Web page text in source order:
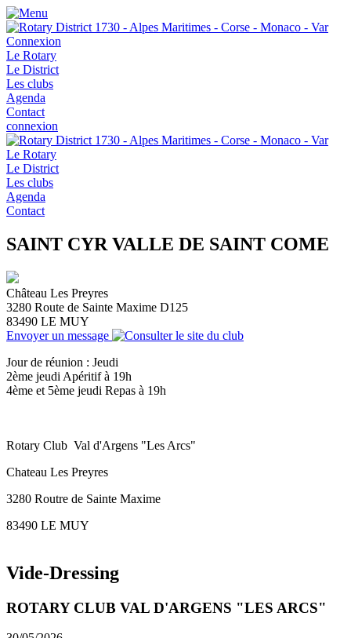
Connexion
Le Rotary
Le District
Les clubs
Agenda
Contact
connexion
Le Rotary
Le District
Les clubs
Agenda
Contact
SAINT CYR VALLE DE SAINT COME
Château Les Preyres
3280 Route de Sainte Maxime D125
83490 LE MUY
Envoyer un message
Jour de réunion : Jeudi
2ème jeudi Apéritif à 19h
4ème et 5ème jeudi Repas à 19h
Rotary Club Val d'Argens "Les Arcs"
Chateau Les Preyres
3280 Routre de Sainte Maxime
83490 LE MUY
Vide-Dressing
ROTARY CLUB VAL D'ARGENS "LES ARCS"